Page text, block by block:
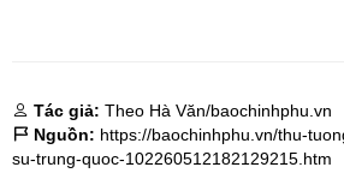
Tác giả: Theo Hà Văn/baochinhphu.vn
Nguồn: https://baochinhphu.vn/thu-
su-trung-quoc-102260512182129215.htm